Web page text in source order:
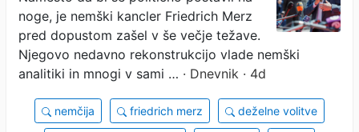
noge, je nemški kancler Friedrich Merz
pred dopustom zašel v še večje težave.
Njegovo nedavno rekonstrukcijo vlade nemški
analitiki in mnogi v sami … · Dnevnik · 4d
nemčija friedrich merz deželne volitve